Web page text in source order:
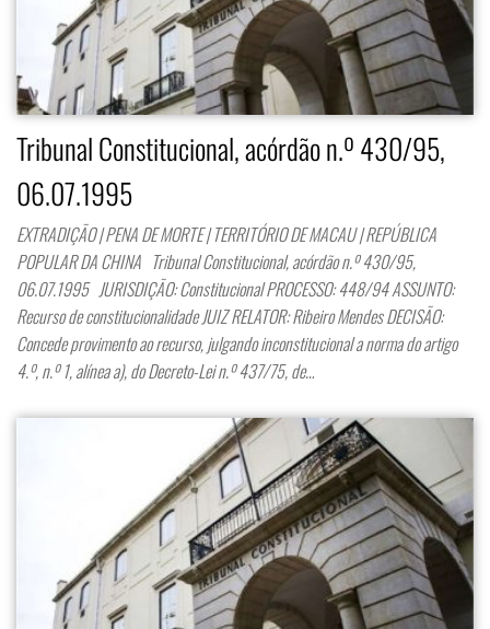
Tribunal Constitucional, acórdão n.º 430/95,
06.07.1995
EXTRADIÇÃO | PENA DE MORTE | TERRITÓRIO DE MACAU | REPÚBLICA
POPULAR DA CHINA Tribunal Constitucional, acórdão n.º 430/95,
06.07.1995 JURISDIÇÃO: Constitucional PROCESSO: 448/94 ASSUNTO:
Recurso de constitucionalidade JUIZ RELATOR: Ribeiro Mendes DECISÃO:
Concede provimento ao recurso, julgando inconstitucional a norma do artigo
4.º, n.º 1, alínea a), do Decreto-Lei n.º 437/75, de…